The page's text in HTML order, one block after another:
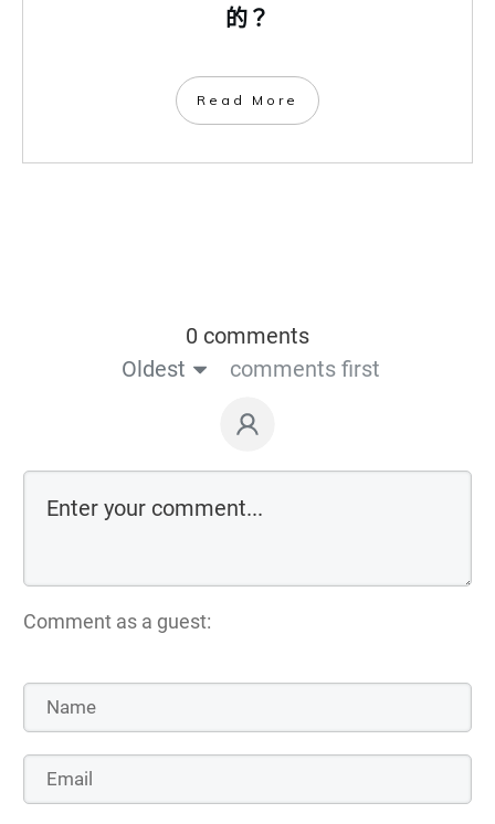
的？
​Read More
0 comments
Oldest
comments first
Comment as a guest: